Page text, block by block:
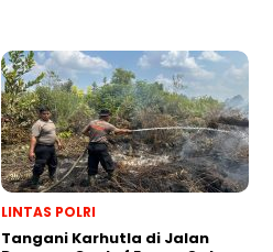
LINTAS POLRI
Tangani Karhutla di Jalan